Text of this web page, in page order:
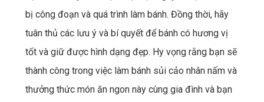
bị công đoạn và quá trình làm bánh. Đồng thời, hãy
tuân thủ các lưu ý và bí quyết để bánh có hương vị
tốt và giữ được hình dạng đẹp. Hy vọng rằng bạn sẽ
thành công trong việc làm bánh sủi cảo nhân nấm và
thưởng thức món ăn ngon này cùng gia đình và bạn